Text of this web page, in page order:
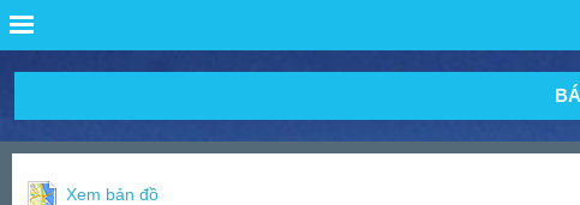
Xem bản đồ